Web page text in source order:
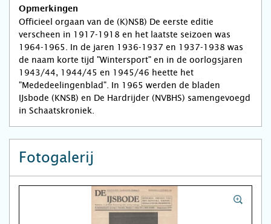
Opmerkingen
Officieel orgaan van de (K)NSB) De eerste editie
verscheen in 1917-1918 en het laatste seizoen was
1964-1965. In de jaren 1936-1937 en 1937-1938 was
de naam korte tijd "Wintersport" en in de oorlogsjaren
1943/44, 1944/45 en 1945/46 heette het
"Mededeelingenblad". In 1965 werden de bladen
IJsbode (KNSB) en De Hardrijder (NVBHS) samengevoegd
in Schaatskroniek.
Fotogalerij